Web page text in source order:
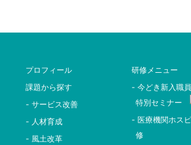
プロフィール
課題から探す
- サービス改善
- 人材育成
- 風土改革
研修メニュー
- 今どき新入職
特別セミナー
- 医療機関ホス
修